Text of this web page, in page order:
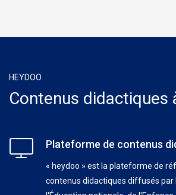
HEYDOO
Contenus didactiques
Plateforme de contenus
« heydoo » est la plateforme de
contenus didactiques diffusés par